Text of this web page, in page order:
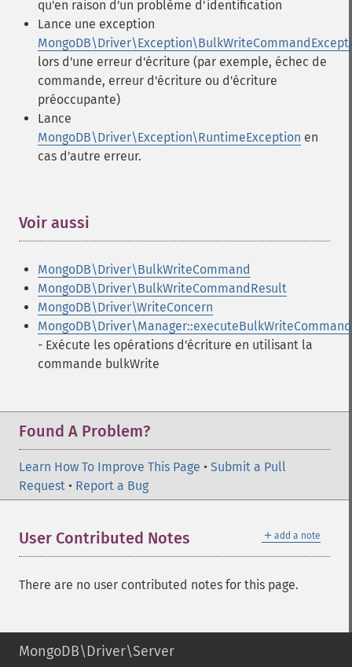
qu'en raison d'un problème d'identification
Lance une exception
lors d'une erreur d'écriture (par exemple, échec de
commande, erreur d'écriture ou d'écriture
préoccupante)
Lance
MongoDB\Driver\Exception\RuntimeException en
cas d'autre erreur.
Voir aussi
MongoDB\Driver\BulkWriteCommand
MongoDB\Driver\BulkWriteCommandResult
MongoDB\Driver\WriteConcern
- Exécute les opérations d'écriture en utilisant la
commande bulkWrite
Found A Problem?
Learn How To Improve This Page • Submit a Pull
Request • Report a Bug
＋ add a note
User Contributed Notes
There are no user contributed notes for this page.
MongoDB\Driver\Server